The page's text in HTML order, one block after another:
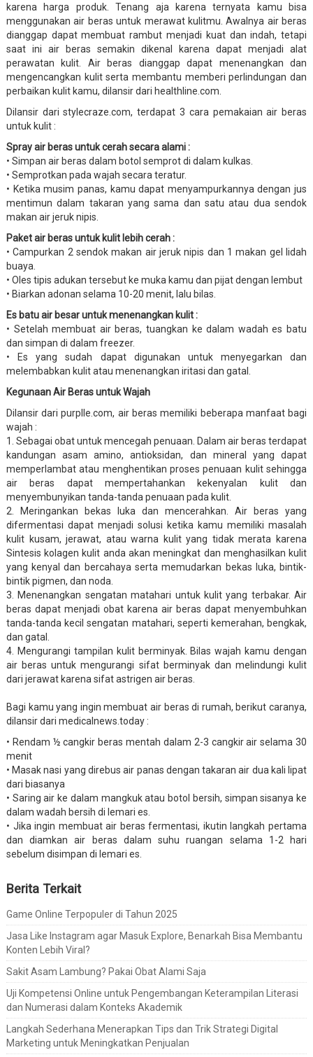
karena harga produk. Tenang aja karena ternyata kamu bisa
menggunakan air beras untuk merawat kulitmu. Awalnya air beras
dianggap dapat membuat rambut menjadi kuat dan indah, tetapi
saat ini air beras semakin dikenal karena dapat menjadi alat
perawatan kulit. Air beras dianggap dapat menenangkan dan
mengencangkan kulit serta membantu memberi perlindungan dan
perbaikan kulit kamu, dilansir dari healthline.com.
Dilansir dari stylecraze.com, terdapat 3 cara pemakaian air beras
untuk kulit :
Spray air beras untuk cerah secara alami :
• Simpan air beras dalam botol semprot di dalam kulkas.
• Semprotkan pada wajah secara teratur.
• Ketika musim panas, kamu dapat menyampurkannya dengan jus
mentimun dalam takaran yang sama dan satu atau dua sendok
makan air jeruk nipis.
Paket air beras untuk kulit lebih cerah :
• Campurkan 2 sendok makan air jeruk nipis dan 1 makan gel lidah
buaya.
• Oles tipis adukan tersebut ke muka kamu dan pijat dengan lembut
• Biarkan adonan selama 10-20 menit, lalu bilas.
Es batu air besar untuk menenangkan kulit :
• Setelah membuat air beras, tuangkan ke dalam wadah es batu
dan simpan di dalam freezer.
• Es yang sudah dapat digunakan untuk menyegarkan dan
melembabkan kulit atau menenangkan iritasi dan gatal.
Kegunaan Air Beras untuk Wajah
Dilansir dari purplle.com, air beras memiliki beberapa manfaat bagi
wajah :
1. Sebagai obat untuk mencegah penuaan. Dalam air beras terdapat
kandungan asam amino, antioksidan, dan mineral yang dapat
memperlambat atau menghentikan proses penuaan kulit sehingga
air beras dapat mempertahankan kekenyalan kulit dan
menyembunyikan tanda-tanda penuaan pada kulit.
2. Meringankan bekas luka dan mencerahkan. Air beras yang
difermentasi dapat menjadi solusi ketika kamu memiliki masalah
kulit kusam, jerawat, atau warna kulit yang tidak merata karena
Sintesis kolagen kulit anda akan meningkat dan menghasilkan kulit
yang kenyal dan bercahaya serta memudarkan bekas luka, bintik-
bintik pigmen, dan noda.
3. Menenangkan sengatan matahari untuk kulit yang terbakar. Air
beras dapat menjadi obat karena air beras dapat menyembuhkan
tanda-tanda kecil sengatan matahari, seperti kemerahan, bengkak,
dan gatal.
4. Mengurangi tampilan kulit berminyak. Bilas wajah kamu dengan
air beras untuk mengurangi sifat berminyak dan melindungi kulit
dari jerawat karena sifat astrigen air beras.
Bagi kamu yang ingin membuat air beras di rumah, berikut caranya,
dilansir dari medicalnews.today :
• Rendam ½ cangkir beras mentah dalam 2-3 cangkir air selama 30
menit
• Masak nasi yang direbus air panas dengan takaran air dua kali lipat
dari biasanya
• Saring air ke dalam mangkuk atau botol bersih, simpan sisanya ke
dalam wadah bersih di lemari es.
• Jika ingin membuat air beras fermentasi, ikutin langkah pertama
dan diamkan air beras dalam suhu ruangan selama 1-2 hari
sebelum disimpan di lemari es.
Berita Terkait
Game Online Terpopuler di Tahun 2025
Jasa Like Instagram agar Masuk Explore, Benarkah Bisa Membantu
Konten Lebih Viral?
Sakit Asam Lambung? Pakai Obat Alami Saja
Uji Kompetensi Online untuk Pengembangan Keterampilan Literasi
dan Numerasi dalam Konteks Akademik
Langkah Sederhana Menerapkan Tips dan Trik Strategi Digital
Marketing untuk Meningkatkan Penjualan